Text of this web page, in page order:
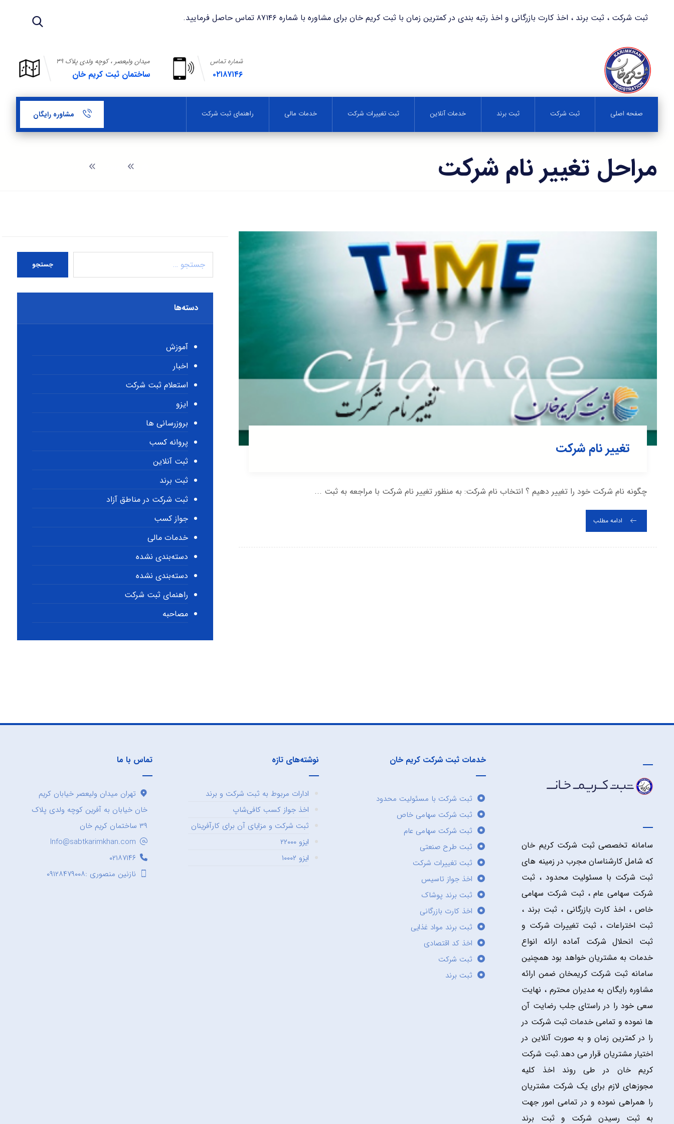
ثبت شرکت ، ثبت برند ، اخذ کارت بازرگانی و اخذ رتبه بندی در کمترین زمان با ثبت کریم خان برای مشاوره با شماره ۸۷۱۴۶ تماس حاصل فرمایید.
میدان ولیعصر ، کوچه ولدی پلاک ۳۹
ساختمان ثبت کریم خان
شماره تماس
۰۲۱۸۷۱۴۶
صفحه اصلی ثبت شرکت ثبت برند خدمات آنلاین ثبت تغییرات شرکت خدمات مالی راهنمای ثبت شرکت مشاوره رایگان
مراحل تغيير نام شركت
تغییر نام شرکت
چگونه نام شرکت خود را تغییر دهیم ؟ انتخاب نام شرکت: به منظور تغییر نام شرکت با مراجعه به ثبت ...
ادامه مطلب
جستجو
دسته‌ها
آموزش
اخبار
استعلام ثبت شرکت
ایزو
بروزرسانی ها
پروانه کسب
ثبت آنلاین
ثبت برند
ثبت شرکت در مناطق آزاد
جواز کسب
خدمات مالی
دسته‌بندی نشده
دسته‌بندی نشده
راهنمای ثبت شرکت
مصاحبه
سامانه تخصصی ثبت شرکت کریم خان
که شامل کارشناسان مجرب در زمینه های
ثبت شرکت با مسئولیت محدود ، ثبت
شرکت سهامی عام ، ثبت شرکت سهامی
خاص ، اخذ کارت بازرگانی ، ثبت برند ،
ثبت اختراعات ، ثبت تغییرات شرکت و
ثبت انحلال شرکت آماده ارائه انواع
خدمات به مشتریان خواهد بود همچنین
سامانه ثبت شرکت کریمخان ضمن ارائه
مشاوره رایگان به مدیران محترم ، نهایت
سعی خود را در راستای جلب رضایت آن
ها نموده و تمامی خدمات ثبت شرکت در
را در کمترین زمان و به صورت آنلاین در
اختیار مشتریان قرار می دهد.ثبت شرکت
کریم خان در طی روند اخذ کلیه
مجوزهای لازم برای یک شرکت مشتریان
را همراهی نموده و در تمامی امور جهت
به ثبت رسیدن شرکت و ثبت برند
خدمات ثبت شرکت کریم خان
ثبت شرکت با مسئولیت محدود
ثبت شرکت سهامی خاص
ثبت شرکت سهامی عام
ثبت طرح صنعتی
ثبت تغییرات شرکت
اخذ جواز تاسیس
ثبت برند پوشاک
اخذ کارت بازرگانی
ثبت برند مواد غذایی
اخذ کد اقتصادی
ثبت شرکت
ثبت برند
نوشته‌های تازه
ادارات مربوط به ثبت شرکت و برند
اخذ جواز کسب کافی‌شاپ
ثبت شرکت و مزایای آن برای کارآفرینان
ایزو ۲۲۰۰۰
ایزو ۱۰۰۰۲
تماس با ما
تهران میدان ولیعصر خیابان کریم
خان خیابان به آفرین کوچه ولدی پلاک
۳۹ ساختمان کریم خان
Info@sabtkarimkhan.com
۰۲۱۸۷۱۴۶
نازنین منصوری :۰۹۱۲۸۴۷۹۰۰۸